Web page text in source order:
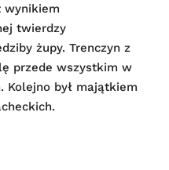
wynikiem
twierdzy
żupy. Trenczyn z
przede wszystkim w
Kolejno był majątkiem